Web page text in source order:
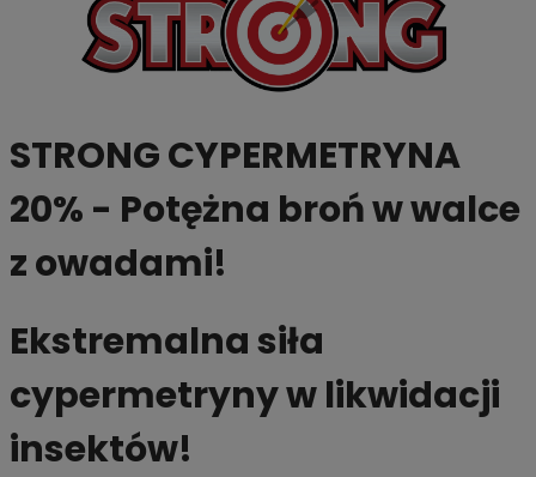
STRONG CYPERMETRYNA
20% - Potężna broń w walce
z owadami!
Ekstremalna siła
cypermetryny w likwidacji
insektów!